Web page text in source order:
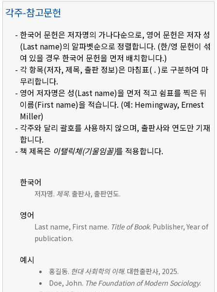
각주-참고문헌
- 한국어 문헌은 저자명의 가나다순으로, 영어 문헌은 저자 성
(Last name)의 알파벳순으로 정렬합니다. (한/영 문헌이 섞
여 있을 경우 한국어 문헌을 먼저 배치합니다.)
- 각 항목(저자, 제목, 출판 정보)은 마침표( . )로 구분하여 마
무리합니다.
- 영어 저자명은 성(Last name)을 먼저 적고 쉼표를 찍은 뒤
이름(First name)을 적습니다. (예: Hemingway, Ernest
Miller)
- 각주와 달리 괄호를 사용하지 않으며, 출판사와 연도만 기재
합니다.
- 책 제목은 이탤릭체(기울임꼴)를 적용합니다.
한국어
저자명. 제목. 출판사, 출판연도.
영어
Last name, First name. Title of Book. Publisher, Year of
publication.
예시
홍길동. 현대 사회학의 이해. 대한출판사, 2025.
Doe, John. The Foundation of Modern Sociology.